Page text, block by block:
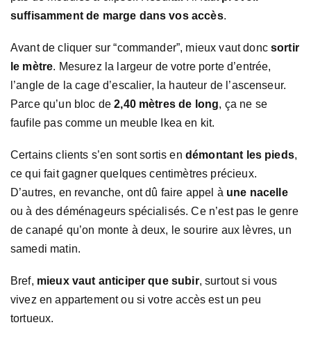
suffisamment de marge dans vos accès.
Avant de cliquer sur “commander”, mieux vaut donc sortir
le mètre. Mesurez la largeur de votre porte d’entrée,
l’angle de la cage d’escalier, la hauteur de l’ascenseur.
Parce qu’un bloc de2,40 mètres de long, ça ne se
faufile pas comme un meuble Ikea en kit.
Certains clients s’en sont sortis en démontant les pieds,
ce qui fait gagner quelques centimètres précieux.
D’autres, en revanche, ont dû faire appel à une nacelle
ou à des déménageurs spécialisés. Ce n’est pas le genre
de canapé qu’on monte à deux, le sourire aux lèvres, un
samedi matin.
Bref, mieux vaut anticiper que subir, surtout si vous
vivez en appartement ou si votre accès est un peu
tortueux.